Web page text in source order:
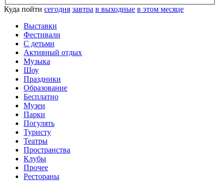
Куда пойти сегодня завтра в выходные в этом месяце
Выставки
Фестивали
С детьми
Активный отдых
Музыка
Шоу
Праздники
Образование
Бесплатно
Музеи
Парки
Погулять
Туристу
Театры
Пространства
Клубы
Прочее
Рестораны